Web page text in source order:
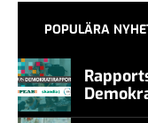
POPULÄRA